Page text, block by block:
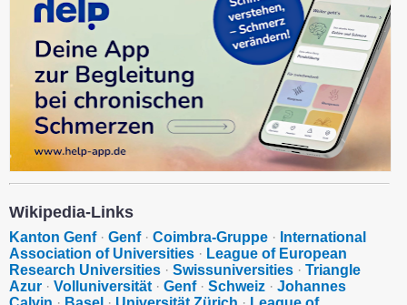
Wikipedia-Links
Kanton Genf· Genf· Coimbra-Gruppe · International
Association of Universities · League of European
Research Universities · Swissuniversities · Triangle
Azur · Volluniversität · Genf· Schweiz · Johannes